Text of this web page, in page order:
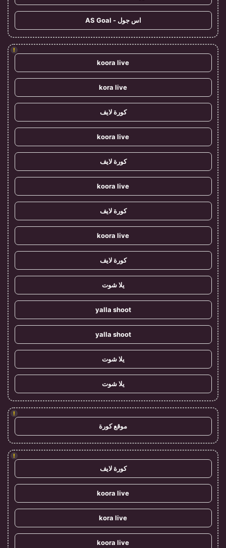
اس جول - AS Goal
!
koora live
kora live
كورة لايف
koora live
كورة لايف
koora live
كورة لايف
koora live
كورة لايف
يلا شوت
yalla shoot
yalla shoot
يلا شوت
يلا شوت
!
موقع كورة
!
كورة لايف
koora live
kora live
koora live